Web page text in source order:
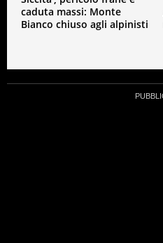
caduta massi: Monte
Bianco chiuso agli alpinisti